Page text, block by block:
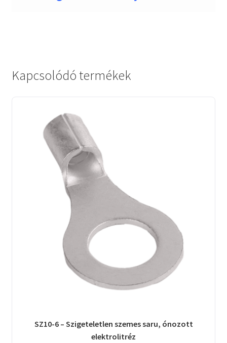
Kapcsolódó termékek
SZ10-6 – Szigeteletlen szemes saru, ónozott
elektrolitréz